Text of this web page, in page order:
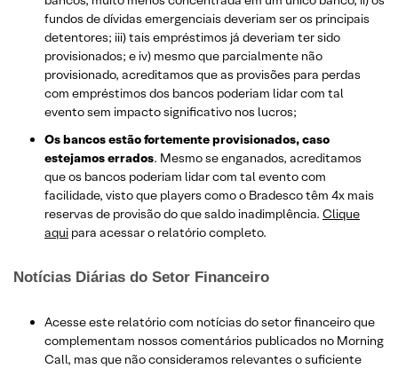
fundos de dívidas emergenciais deveriam ser os principais
detentores; iii) tais empréstimos já deveriam ter sido
provisionados; e iv) mesmo que parcialmente não
provisionado, acreditamos que as provisões para perdas
com empréstimos dos bancos poderiam lidar com tal
evento sem impacto significativo nos lucros;
Os bancos estão fortemente provisionados, caso
estejamos errados. Mesmo se enganados, acreditamos
que os bancos poderiam lidar com tal evento com
facilidade, visto que players como o Bradesco têm 4x mais
reservas de provisão do que saldo inadimplência. Clique
aqui para acessar o relatório completo.
Notícias Diárias do Setor Financeiro
Acesse este relatório com notícias do setor financeiro que
complementam nossos comentários publicados no Morning
Call, mas que não consideramos relevantes o suficiente